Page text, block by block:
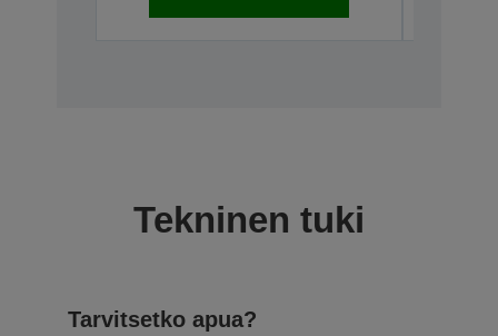
Tekninen tuki
Tarvitsetko apua?